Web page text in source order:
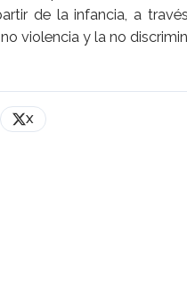
de la infancia, a
violencia y la no
X